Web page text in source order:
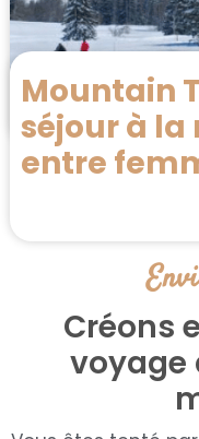
Mountain
séjour à
entre
Créons
voyage